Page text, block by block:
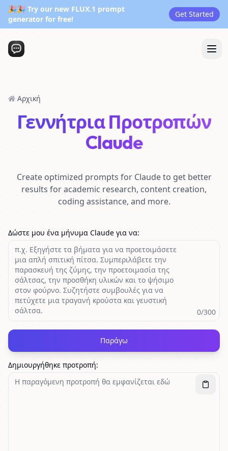
🎉🎉 Try our new FLUX.1 prompt
generator for free!
Get Started
Αρχική
Γεννήτρια Προτροπών
Claude
Create optimized prompts for Claude to get better
results for academic research, content creation,
coding assistance, and more.
Δώστε μου ένα μήνυμα Claude για να:
0/300
Παράγω
Δημιουργήθηκε προτροπή: